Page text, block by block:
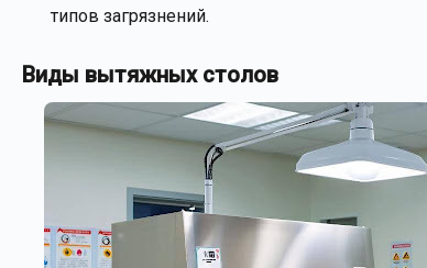
типов загрязнений.
Виды вытяжных столов